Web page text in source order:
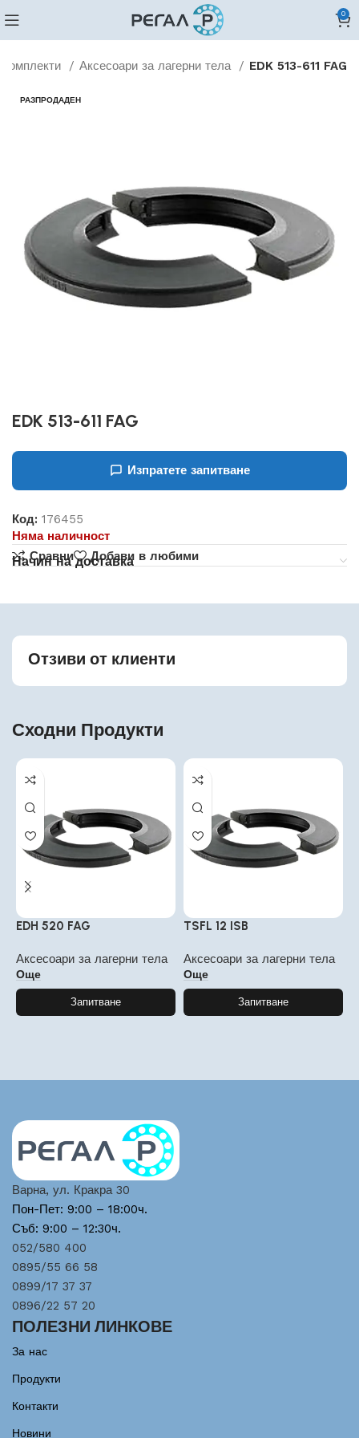
0
Аксесоари за лагерни тела EDK 513-611 FAG
РАЗПРОДАДЕН
EDK 513-611 FAG
Изпратете запитване
Код:176455
Няма наличност
Сравни
Добави в любими
Начин на доставка
Отзиви от клиенти
Сходни Продукти
EDH 520 FAG
Аксесоари за лагерни тела
Още
Запитване
TSFL 12 ISB
Аксесоари за лагерни тела
Още
Запитване
Варна, ул. Кракра 30
Пон-Пет: 9:00 – 18:00ч.
Съб: 9:00 – 12:30ч.
052/580 400
0895/55 66 58
0899/17 37 37
0896/22 57 20
ПОЛЕЗНИ ЛИНКОВЕ
За нас
Продукти
Контакти
Новини